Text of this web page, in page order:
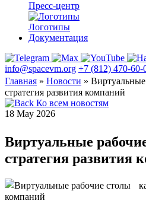
Пресс-центр
Логотипы
Документация
info@spacevm.org +7 (812) 470-60-
Главная » Новости »
стратегия развития компаний
Ко всем новостям
18 May 2026
Виртуальные
стратегия развития